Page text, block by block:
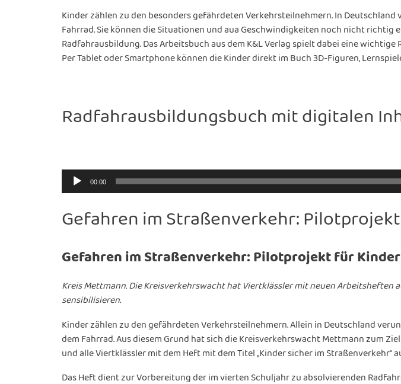
Kinder zählen zu den besonders gefährdeten Verkehrsteilnehmern. In
Fahrrad. Sie können die Situationen und aua Geschwindigkeiten noch nicht
Radfahrausbildung. Das Arbeitsbuch aus dem K&L Verlag spielt dabei eine
Per Tablet oder Smartphone können die Kinder direkt im Buch 3D-Figuren,
Radfahrausbildungsbuch mit digitalen
Audio-
Player 00:00
Gefahren im Straßenverkehr:
Gefahren im Straßenverkehr: Pilotprojekt für
Kreis Mettmann. Die Kreisverkehrswacht hat Viertklässler mit neuen
sensibilisieren.
Kinder zählen zu den gefährdeten Verkehrsteilnehmern. Allein in Deutschland
dem Fahrrad. Aus diesem Grund hat sich die Kreisverkehrswacht Mettmann zum
und alle Viertklässler mit dem Heft mit dem Titel „Kinder sicher im Straßenverkehr“
Das Heft dient zur Vorbereitung der im vierten Schuljahr zu absolvierenden